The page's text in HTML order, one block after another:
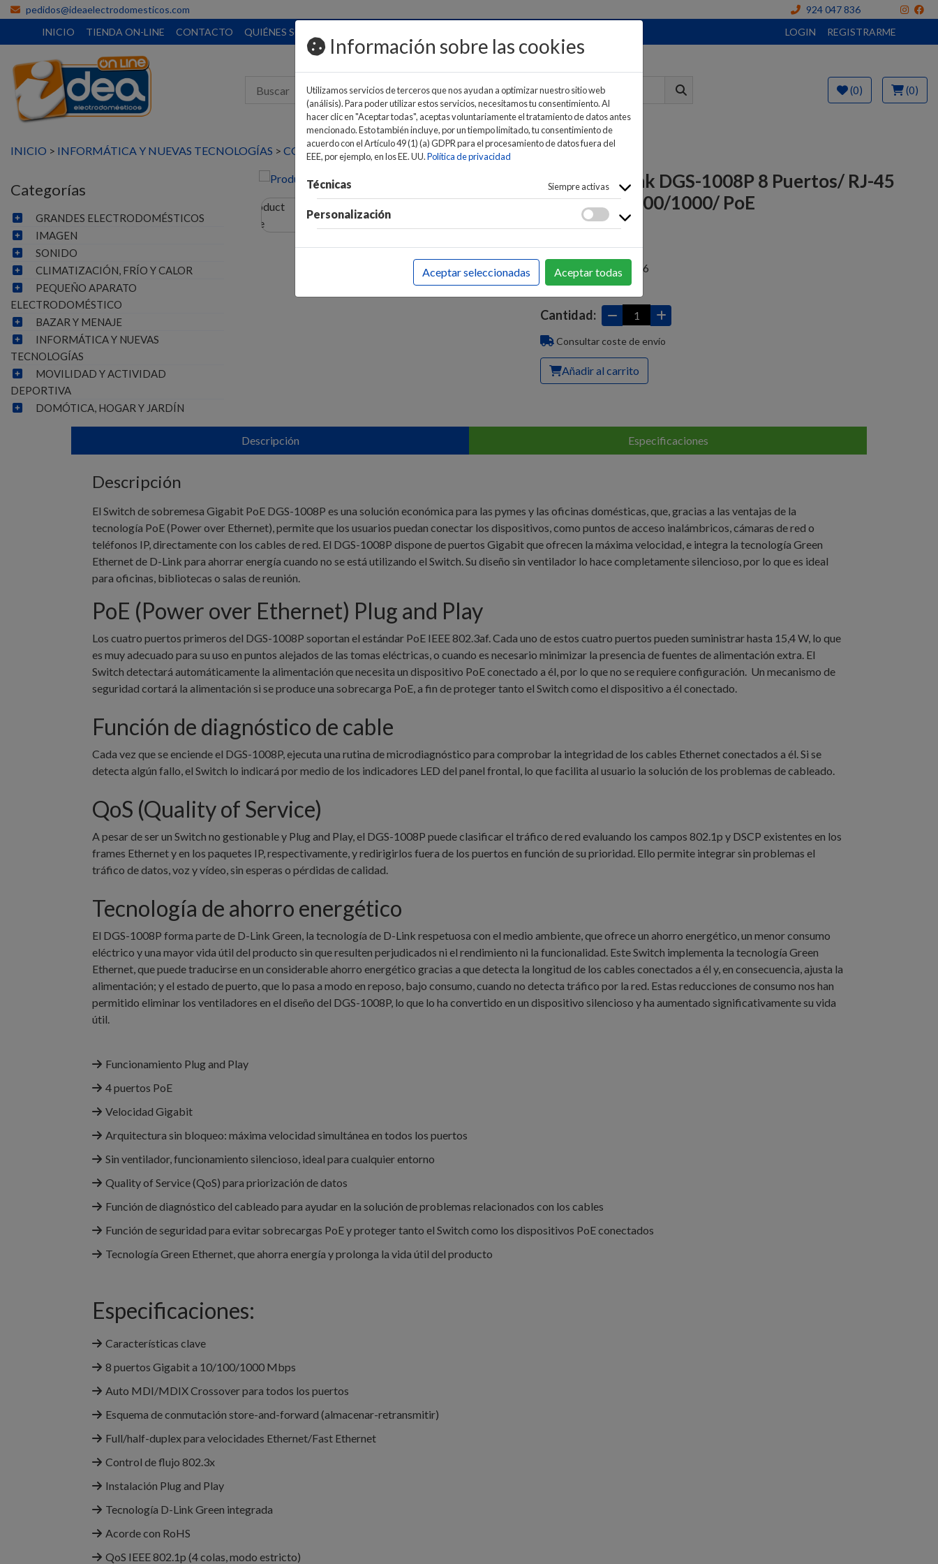
pedidos@ideaelectrodomesticos.com
924 047 836
INICIO
TIENDA ON-LINE CONTACTO QUIÉNES SOMOS LOGIN REGISTRARME
(0) (0)
INICIO > INFORMÁTICA Y NUEVAS TECNOLOGÍAS > CONECTIVIDAD / REDES>CONECTIVIDAD>SWITCHS
Categorías
GRANDES ELECTRODOMÉSTICOS
IMAGEN
SONIDO
CLIMATIZACIÓN, FRÍO Y CALOR
PEQUEÑO APARATO
ELECTRODOMÉSTICO
BAZAR Y MENAJE
INFORMÁTICA Y NUEVAS
TECNOLOGÍAS
MOVILIDAD Y ACTIVIDAD
DEPORTIVA
DOMÓTICA, HOGAR Y JARDÍN
Switch D-Link DGS-1008P 8 Puertos/ RJ-45
Gigabit 10/100/1000/ PoE
52 €
EAN:0790069344176
Marca:DLINK
Cantidad:
Consultar coste de envío
Añadir al carrito
Descripción Especificaciones
Descripción
El Switch de sobremesa Gigabit PoE DGS-1008P es una solución económica para las pymes y las oficinas domésticas, que, gracias a las ventajas de la
tecnología PoE (Power over Ethernet), permite que los usuarios puedan conectar los dispositivos, como puntos de acceso inalámbricos, cámaras de red o
teléfonos IP, directamente con los cables de red. El DGS-1008P dispone de puertos Gigabit que ofrecen la máxima velocidad, e integra la tecnología Green
Ethernet de D-Link para ahorrar energía cuando no se está utilizando el Switch. Su diseño sin ventilador lo hace completamente silencioso, por lo que es ideal
para oficinas, bibliotecas o salas de reunión.
PoE (Power over Ethernet) Plug and Play
Los cuatro puertos primeros del DGS-1008P soportan el estándar PoE IEEE 802.3af. Cada uno de estos cuatro puertos pueden suministrar hasta 15,4 W, lo que
es muy adecuado para su uso en puntos alejados de las tomas eléctricas, o cuando es necesario minimizar la presencia de fuentes de alimentación extra. El
Switch detectará automáticamente la alimentación que necesita un dispositivo PoE conectado a él, por lo que no se requiere configuración. Un mecanismo de
seguridad cortará la alimentación si se produce una sobrecarga PoE, a fin de proteger tanto el Switch como el dispositivo a él conectado.
Función de diagnóstico de cable
Cada vez que se enciende el DGS-1008P, ejecuta una rutina de microdiagnóstico para comprobar la integridad de los cables Ethernet conectados a él. Si se
detecta algún fallo, el Switch lo indicará por medio de los indicadores LED del panel frontal, lo que facilita al usuario la solución de los problemas de cableado.
QoS (Quality of Service)
A pesar de ser un Switch no gestionable y Plug and Play, el DGS-1008P puede clasificar el tráfico de red evaluando los campos 802.1p y DSCP existentes en los
frames Ethernet y en los paquetes IP, respectivamente, y redirigirlos fuera de los puertos en función de su prioridad. Ello permite integrar sin problemas el
tráfico de datos, voz y vídeo, sin esperas o pérdidas de calidad.
Tecnología de ahorro energético
El DGS-1008P forma parte de D-Link Green, la tecnología de D-Link respetuosa con el medio ambiente, que ofrece un ahorro energético, un menor consumo
eléctrico y una mayor vida útil del producto sin que resulten perjudicados ni el rendimiento ni la funcionalidad. Este Switch implementa la tecnología Green
Ethernet, que puede traducirse en un considerable ahorro energético gracias a que detecta la longitud de los cables conectados a él y, en consecuencia, ajusta la
alimentación; y el estado de puerto, que lo pasa a modo en reposo, bajo consumo, cuando no detecta tráfico por la red. Estas reducciones de consumo nos han
permitido eliminar los ventiladores en el diseño del DGS-1008P, lo que lo ha convertido en un dispositivo silencioso y ha aumentado significativamente su vida
útil.
Funcionamiento Plug and Play
4 puertos PoE
Velocidad Gigabit
Arquitectura sin bloqueo: máxima velocidad simultánea en todos los puertos
Sin ventilador, funcionamiento silencioso, ideal para cualquier entorno
Quality of Service (QoS) para priorización de datos
Función de diagnóstico del cableado para ayudar en la solución de problemas relacionados con los cables
Función de seguridad para evitar sobrecargas PoE y proteger tanto el Switch como los dispositivos PoE conectados
Tecnología Green Ethernet, que ahorra energía y prolonga la vida útil del producto
Especificaciones:
Características clave
8 puertos Gigabit a 10/100/1000 Mbps
Auto MDI/MDIX Crossover para todos los puertos
Esquema de conmutación store-and-forward (almacenar-retransmitir)
Full/half-duplex para velocidades Ethernet/Fast Ethernet
Control de flujo 802.3x
Instalación Plug and Play
Tecnología D-Link Green integrada
Acorde con RoHS
QoS IEEE 802.1p (4 colas, modo estricto)
Información sobre las cookies
Utilizamos servicios de terceros que nos ayudan a optimizar nuestro sitio web
(análisis). Para poder utilizar estos servicios, necesitamos tu consentimiento. Al
hacer clic en "Aceptar todas", aceptas voluntariamente el tratamiento de datos antes
mencionado. Esto también incluye, por un tiempo limitado, tu consentimiento de
acuerdo con el Artículo 49 (1) (a) GDPR para el procesamiento de datos fuera del
EEE, por ejemplo, en los EE. UU.Política de privacidad
Técnicas Siempre activas
Personalización
Aceptar seleccionadas Aceptar todas